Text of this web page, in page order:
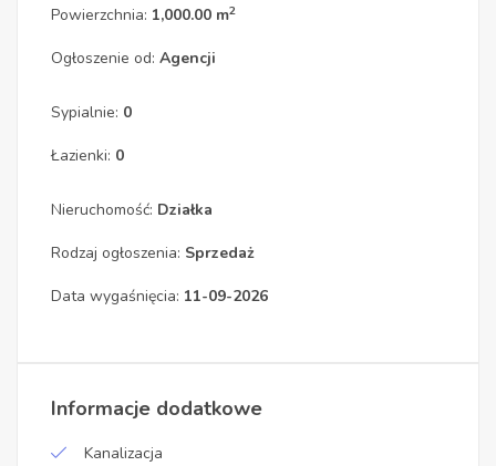
Powierzchnia: 1,000.00 m2
Ogłoszenie od: Agencji
Sypialnie: 0
Łazienki: 0
Nieruchomość: Działka
Rodzaj ogłoszenia: Sprzedaż
Data wygaśnięcia: 11-09-2026
Informacje dodatkowe
Kanalizacja